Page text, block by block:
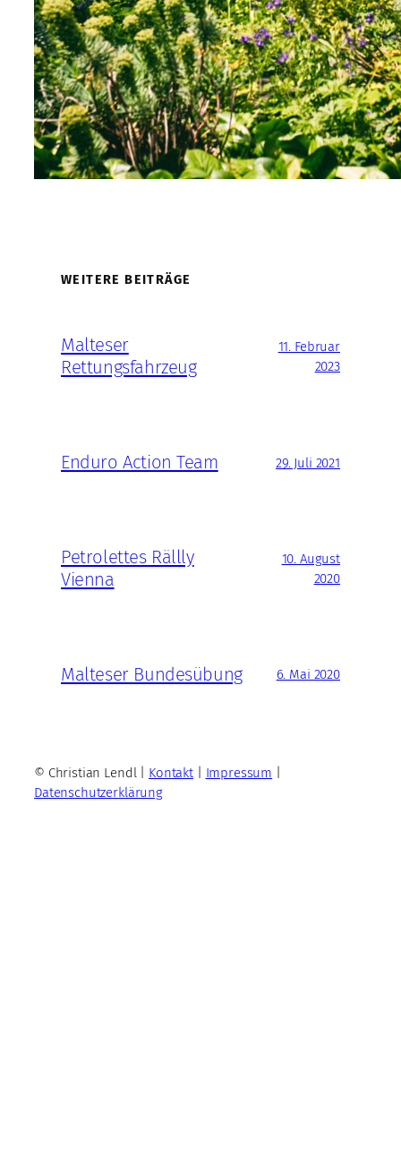
WEITERE BEITRÄGE
Malteser
Rettungsfahrzeug
11. Februar
2023
Enduro Action Team 29. Juli 2021
Petrolettes Rällly
Vienna
10. August
2020
Malteser Bundesübung 6. Mai 2020
© Christian Lendl | Kontakt| Impressum
Datenschutzerklärung